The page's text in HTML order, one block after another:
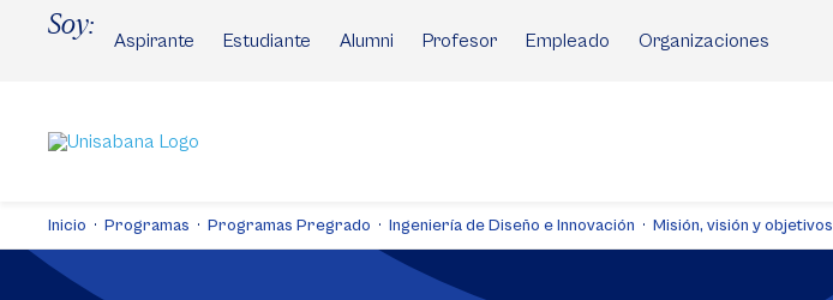
Soy:
Aspirante Estudiante Alumni Profesor Empleado Organizaciones
Inicio Programas Programas Pregrado Ingeniería de Diseño e Innovación Misión, visión y objetivos